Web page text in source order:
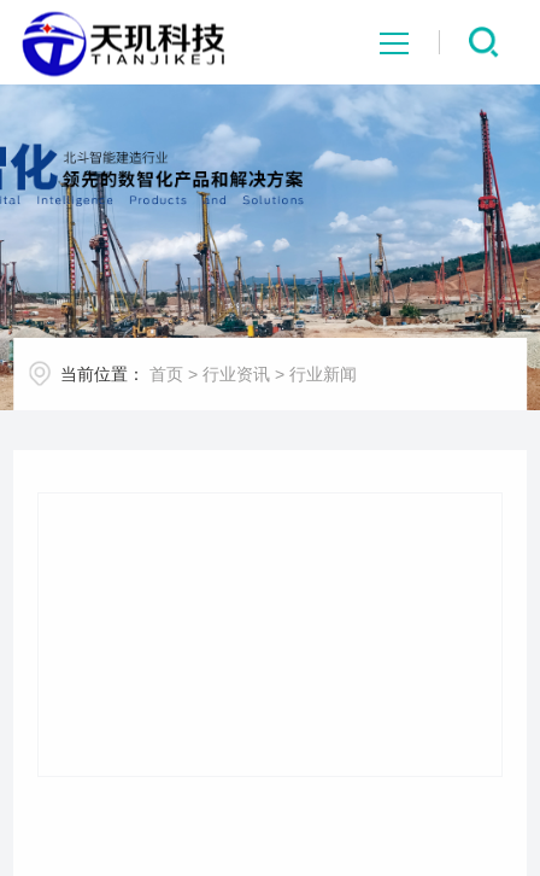
网站首页
系统中心
解决方案
项目案例
当前位置： 首页 >行业资讯 >行业新闻